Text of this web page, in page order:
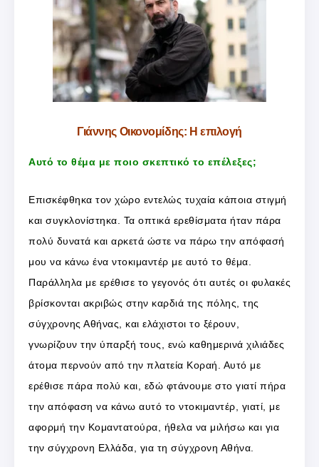
Γιάννης Οικονομίδης: Η επιλογή
Αυτό το θέμα με ποιο σκεπτικό το επέλεξες;
Επισκέφθηκα τον χώρο εντελώς τυχαία κάποια στιγμή
και συγκλονίστηκα. Τα οπτικά ερεθίσματα ήταν πάρα
πολύ δυνατά και αρκετά ώστε να πάρω την απόφασή
μου να κάνω ένα ντοκιμαντέρ με αυτό το θέμα.
Παράλληλα με ερέθισε το γεγονός ότι αυτές οι φυλακές
βρίσκονται ακριβώς στην καρδιά της πόλης, της
σύγχρονης Αθήνας, και ελάχιστοι το ξέρουν,
γνωρίζουν την ύπαρξή τους, ενώ καθημερινά χιλιάδες
άτομα περνούν από την πλατεία Κοραή. Αυτό με
ερέθισε πάρα πολύ και, εδώ φτάνουμε στο γιατί πήρα
την απόφαση να κάνω αυτό το ντοκιμαντέρ, γιατί, με
αφορμή την Κομαντατούρα, ήθελα να μιλήσω και για
την σύγχρονη Ελλάδα, για τη σύγχρονη Αθήνα.